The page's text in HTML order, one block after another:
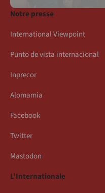
Notre presse
International Viewpoint
Punto de vista internacional
Inprecor
Alomamia
Facebook
Twitter
Mastodon
L’Internationale